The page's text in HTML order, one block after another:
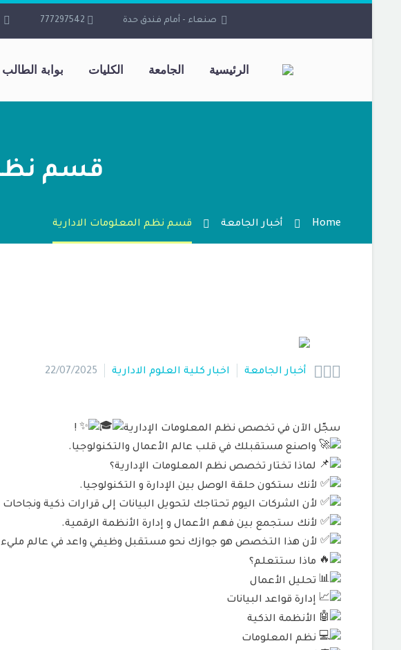
صنعاء - أمام فندق حدة 777297542
الرئيسية الجامعة الكليات بوابة الطالب
قسم نظم
Home أخبار الجامعة قسم نظم المعلومات الادارية
 أخبار الجامعة اخبار كلية العلوم الادارية 22/07/2025
سجّل الآن في تخصص نظم المعلومات الإدارية
!
واصنع مستقبلك في قلب عالم الأعمال والتكنولوجيا.
لماذا تختار تخصص نظم المعلومات الإدارية؟
لأنك ستكون حلقة الوصل بين الإدارة و التكنولوجيا.
لأن الشركات اليوم تحتاجك لتحويل البيانات إلى قرارات ذكية
لأنك ستجمع بين فهم الأعمال و إدارة الأنظمة الرقمية.
لأن هذا التخصص هو جوازك نحو مستقبل وظيفي واعد في عالم
ماذا ستتعلم؟
تحليل الأعمال
إدارة قواعد البيانات
الأنظمة الذكية
نظم المعلومات